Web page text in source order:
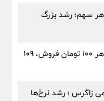
فقط ۱۰ ریال برای هر سهم؛ رشد بزرگ
زیان ۲۲.۵ همتی ایران‌خودرو در سه ماه؛ هر ۱۰۰ تومان فروش، ۱۰۹
زاگرس ؛ رشد نرخ‌ها